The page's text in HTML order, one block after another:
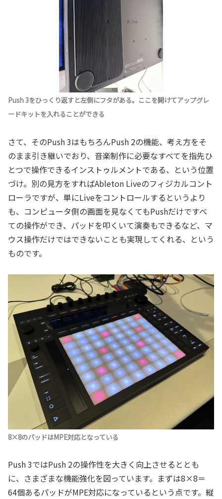
Push 3をひっくり返すと左側にフタがある。ここを開けてアップグレ
ードキットを入れることができる
さて、そのPush 3はもちろんPush 2の機能、考え方をそ
のまま引き継いでおり、音楽制作に必要なすべてを指先ひ
とつで操作できるインストゥルメントである、という位置
づけ。別の見方をすればAbleton Liveのフィジカルコント
ローラですが、単にLiveをコントロールするというより
も、コンピュータ側の画面を見なくてもPushだけですべ
ての操作ができ、パッドを叩くいて演奏もできるなど、マ
ウス操作だけではできないことも実現してくれる、という
ものです。
8×8のパッドはMPE対応となっている
Push 3ではPush 2の操作性を大きく向上させるととも
に、さまざまな機能強化を図っています。まずは8×8＝
64個あるパッドがMPE対応になっているという点です。縦